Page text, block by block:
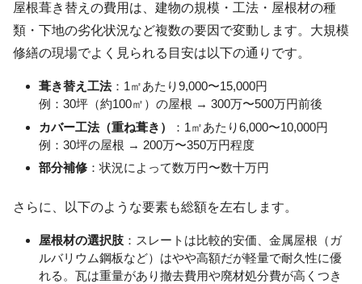
屋根葺き替えの費用は、建物の規模・工法・屋根材の種
類・下地の劣化状況など複数の要因で変動します。大規模
修繕の現場でよく見られる目安は以下の通りです。
葺き替え工法：1㎡あたり9,000〜15,000円
例：30坪（約100㎡）の屋根 → 300万〜500万円前後
カバー工法（重ね葺き）
：1㎡あたり6,000〜10,000円
例：30坪の屋根 → 200万〜350万円程度
部分補修 ：状況によって数万円〜数十万円
さらに、以下のような要素も総額を左右します。
屋根材の選択肢 ：スレートは比較的安価、金属屋根（ガ
ルバリウム鋼板など）はやや高額だが軽量で耐久性に優
れる。瓦は重量があり撤去費用や廃材処分費が高くつき